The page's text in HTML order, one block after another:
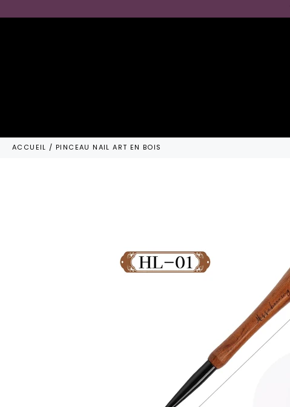
au
ACCUEIL /PINCEAU NAIL ART EN BOIS